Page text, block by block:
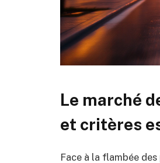
Le marché
et critères
Face à la flambée